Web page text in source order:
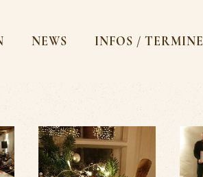
NEWS INFOS / TERMINE